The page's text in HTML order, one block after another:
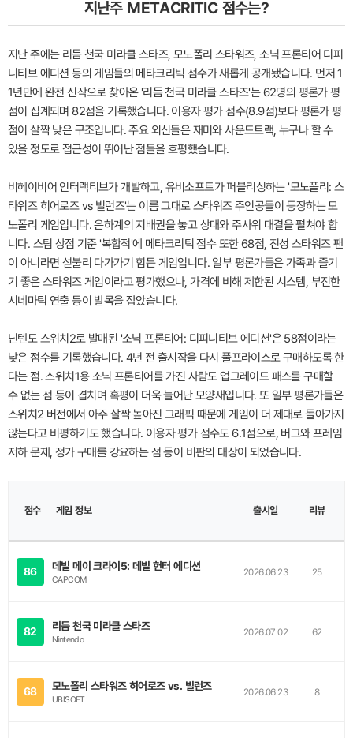
지난주 METACRITIC 점수는?
지난 주에는 리듬 천국 미라클 스타즈, 모노폴리 스타워즈, 소닉 프론티어 디피
니티브 에디션 등의 게임들의 메타크리틱 점수가 새롭게 공개됐습니다. 먼저 1
1년만에 완전 신작으로 찾아온 '리듬 천국 미라클 스타즈'는 62명의 평론가 평
점이 집계되며 82점을 기록했습니다. 이용자 평가 점수(8.9점)보다 평론가 평
점이 살짝 낮은 구조입니다. 주요 외신들은 재미와 사운드트랙, 누구나 할 수
있을 정도로 접근성이 뛰어난 점들을 호평했습니다.
비헤이비어 인터랙티브가 개발하고, 유비소프트가 퍼블리싱하는 '모노폴리: 스
타워즈 히어로즈 vs 빌런즈'는 이름 그대로 스타워즈 주인공들이 등장하는 모
노폴리 게임입니다. 은하계의 지배권을 놓고 상대와 주사위 대결을 펼쳐야 합
니다. 스팀 상점 기준 '복합적'에 메타크리틱 점수 또한 68점, 진성 스타워즈 팬
이 아니라면 섣불리 다가가기 힘든 게임입니다. 일부 평론가들은 가족과 즐기
기 좋은 스타워즈 게임이라고 평가했으나, 가격에 비해 제한된 시스템, 부진한
시네마틱 연출 등이 발목을 잡았습니다.
닌텐도 스위치2로 발매된 '소닉 프론티어: 디피니티브 에디션'은 58점이라는
낮은 점수를 기록했습니다. 4년 전 출시작을 다시 풀프라이스로 구매하도록 한
다는 점. 스위치1용 소닉 프론티어를 가진 사람도 업그레이드 패스를 구매할
수 없는 점 등이 겹치며 혹평이 더욱 늘어난 모양새입니다. 또 일부 평론가들은
스위치2 버전에서 아주 살짝 높아진 그래픽 때문에 게임이 더 제대로 돌아가지
않는다고 비평하기도 했습니다. 이용자 평가 점수도 6.1점으로, 버그와 프레임
저하 문제, 정가 구매를 강요하는 점 등이 비판의 대상이 되었습니다.
점수
미게임 정보 출시일 리뷰
86 데빌 메이 크라이5: 데빌 헌터 에디션
CAPCOM
2026.06.23 25
82 리듬 천국 미라클 스타즈
Nintendo
2026.07.02 62
68 모노폴리 스타워즈 히어로즈 vs. 빌런즈
UBISOFT
2026.06.23 8